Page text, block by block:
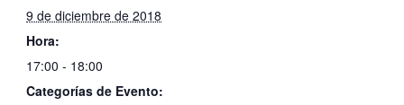
9 de diciembre de 2018
Hora:
17:00 - 18:00
Categorías de Evento: